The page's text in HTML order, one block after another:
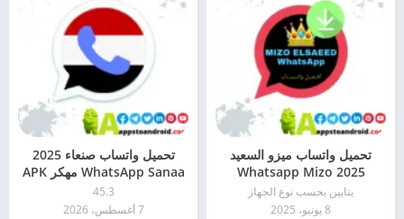
تحميل واتساب ميزو السعيد
2025 Whatsapp Mizo
Elsaeed برابط مباشر APK
للاندرويد
يتابين بحسب نوع الجهاز
8 يونيو، 2025
تحميل واتساب صنعاء 2025
WhatsApp Sanaa مهكر APK
برابط مباشر للاندرويد
45.3
7 أغسطس، 2026